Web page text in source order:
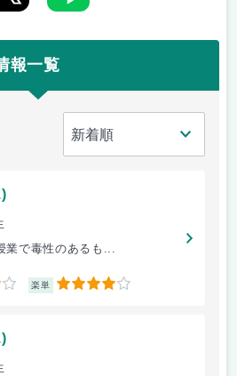
報一覧
業で毒性のあるも...
楽単 4